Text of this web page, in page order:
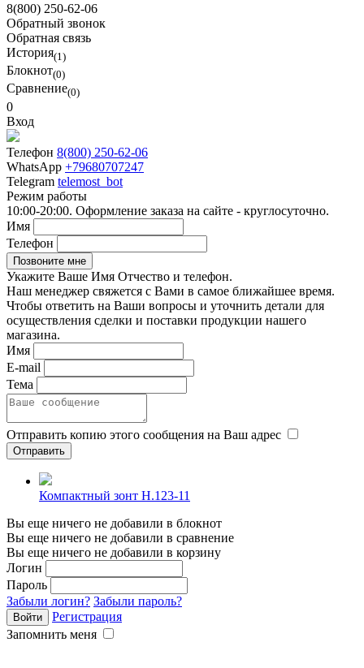
8(800) 250-62-06
Обратный звонок
Обратная связь
История(1)
Блокнот(0)
Сравнение(0)
0
Вход
Телефон 8(800) 250-62-06
WhatsApp +79680707247
Telegram telemost_bot
Режим работы
10:00-20:00. Оформление заказа на сайте - круглосуточно.
Имя
Телефон
Укажите Ваше Имя Отчество и телефон.
Наш менеджер свяжется с Вами в самое ближайшее время.
Чтобы ответить на Ваши вопросы и уточнить детали для
осуществления сделки и поставки продукции нашего
магазина.
Имя
E-mail
Тема
Отправить копию этого сообщения на Ваш адрес
Компактный зонт H.123-11
Вы еще ничего не добавили в блокнот
Вы еще ничего не добавили в сравнение
Вы еще ничего не добавили в корзину
Логин
Пароль
Забыли логин? Забыли пароль?
Регистрация
Запомнить меня